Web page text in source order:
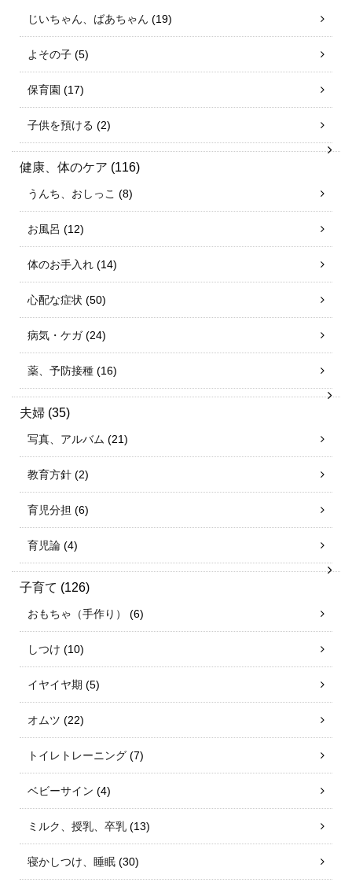
じいちゃん、ばあちゃん (19)
よその子 (5)
保育園 (17)
子供を預ける (2)
健康、体のケア (116)
うんち、おしっこ (8)
お風呂 (12)
体のお手入れ (14)
心配な症状 (50)
病気・ケガ(24)
薬、予防接種 (16)
夫婦 (35)
写真、アルバム (21)
教育方針 (2)
育児分担 (6)
育児論 (4)
子育て (126)
おもちゃ（手作り） (6)
しつけ (10)
イヤイヤ期 (5)
オムツ (22)
トイレトレーニング (7)
ベビーサイン (4)
ミルク、授乳、卒乳 (13)
寝かしつけ、睡眠 (30)